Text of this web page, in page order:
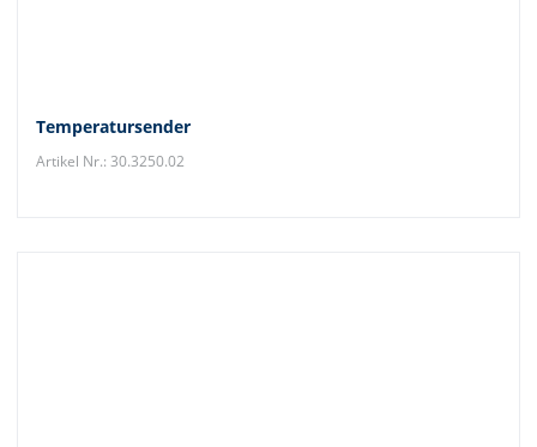
Temperatursender
Artikel Nr.: 30.3250.02